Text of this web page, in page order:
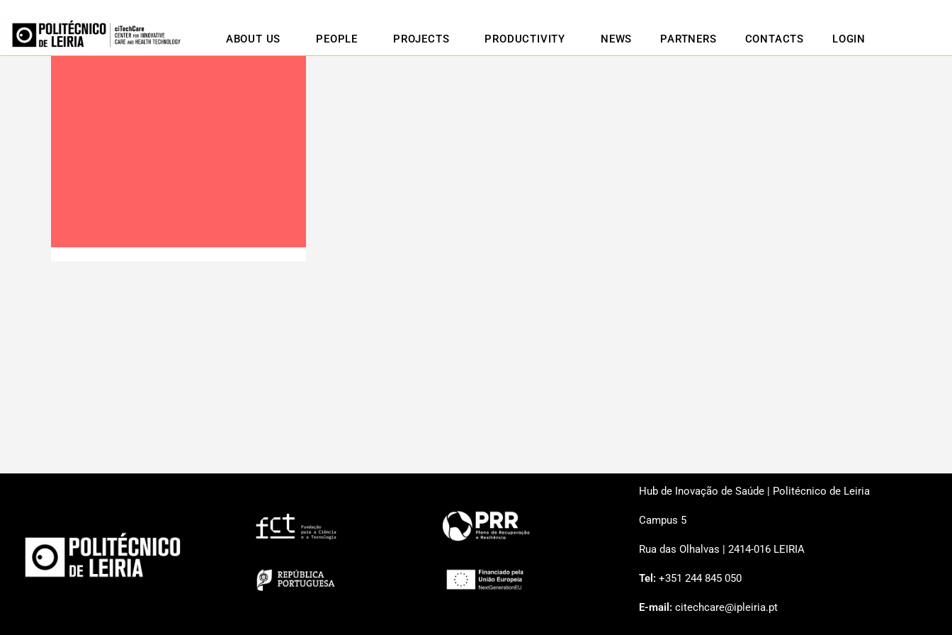
ABOUT US PEOPLE PROJECTS PRODUCTIVITY NEWS PARTNERS CONTACTS LOGIN
Hub de Inovação de Saúde | Politécnico de Leiria
Campus 5
Rua das Olhalvas | 2414-016 LEIRIA
Tel: +351 244 845 050
E-mail: citechcare@ipleiria.pt